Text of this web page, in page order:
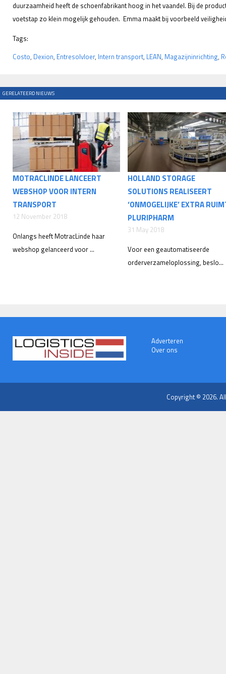
duurzaamheid heeft de schoenfabrikant hoog in het vaandel. Bij de
voetstap zo klein mogelijk gehouden. Emma maakt bij voorbeeld
Tags:
Costo, Dexion, Entresolvloer, Intern transport, LEAN, Magazijninrichting,
GERELATEERD NIEUWS
MOTRACLINDE LANCEERT
WEBSHOP VOOR INTERN
TRANSPORT
12 November 2018
Onlangs heeft MotracLinde haar
webshop gelanceerd voor ...
HOLLAND STORAGE
SOLUTIONS REALISEERT
‘ONMOGELIJKE’ EXTRA
PLURIPHARM
31 May 2018
Voor een geautomatiseerde
orderverzameloplossing, beslo...
Adverteren
Over ons
Copyright © 2026.